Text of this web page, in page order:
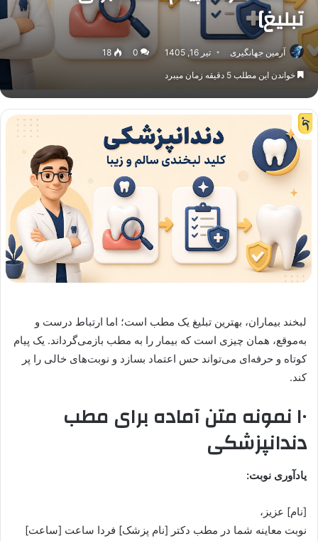
تبلیغ]
آرمین جهانگیری تیر 16, 1405 0
18
خواندن این مطلب 5 دقیقه زمان میبرد
لبخند بیماران، بهترین تبلیغ یک مطب است؛ اما ارتباط درست و
به‌موقع، همان چیزی است که بیمار را به مطب بازمی‌گرداند. یک پیام
کوتاه و حرفه‌ای می‌تواند حس اعتماد بسازد و نوبت‌های خالی را پر
کند.
۱۰ نمونه متن آماده برای مطب
دندانپزشکی
یادآوری نوبت:
[نام] عزیز،
نوبت معاینه شما در مطب دکتر [نام پزشک] فردا ساعت [ساعت]